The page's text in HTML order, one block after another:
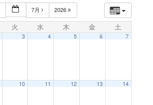
7月 2026
火 水 木 金 土
3 4 5 6 7
10 11 12 13 14